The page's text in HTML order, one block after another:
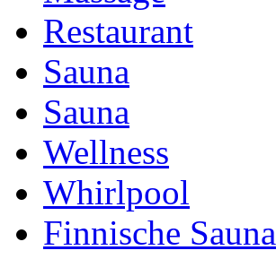
Restaurant
Sauna
Sauna
Wellness
Whirlpool
Finnische Sauna